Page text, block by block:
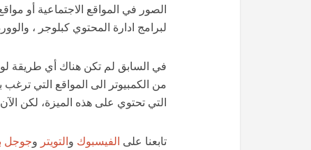
الصور في المواقع الاجتماعية أو
لبرامج ادارة المحتوي كبلوجر ،
في السابق لم تكن هناك أي طريقة
من الكمبيوتر الى المواقع التي ترغب
التي تحتوي على هذه الميزة، لكن
تابعنا على الفيسبوك والتويتر وجوجل